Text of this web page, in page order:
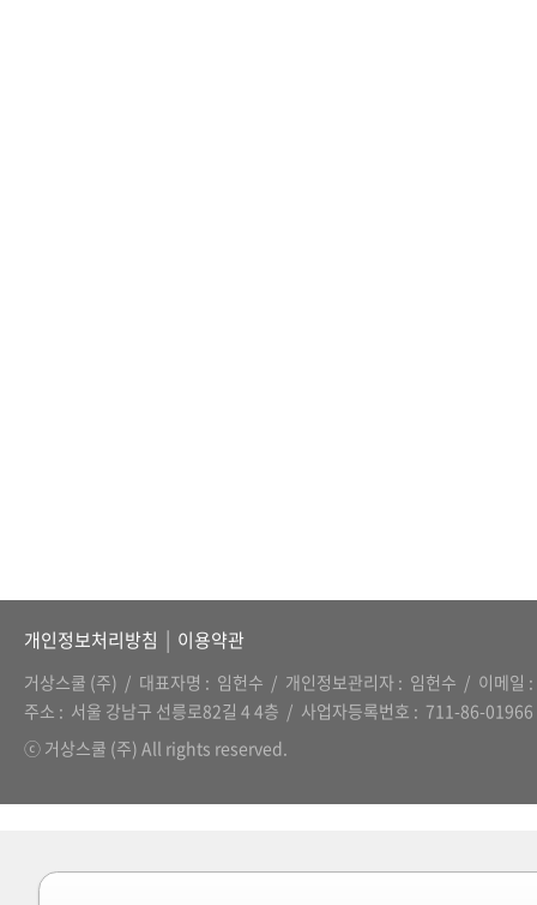
거상스쿨 (주) 대표자명 임헌수 개인정보관리자 임헌수
이메일
주소
서울 강남구 선릉로82길 4 4층 사업자등록번호
711-86-01966
ⓒ 거상스쿨 (주) All rights reserved.
개인정보처리방침 | 이용약관